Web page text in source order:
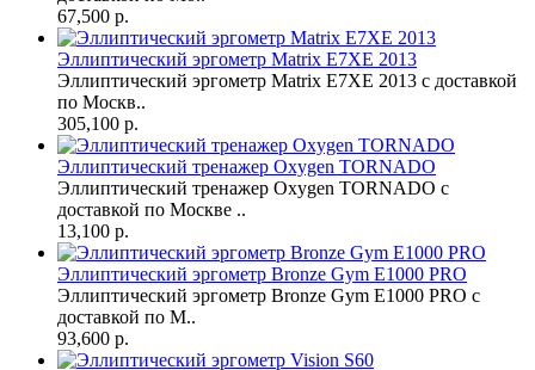
67,500 р.
Эллиптический эргометр Matrix E7XE 2013
Эллиптический эргометр Matrix E7XE 2013 с доставкой
по Москв..
305,100 р.
Эллиптический тренажер Oxygen TORNADO
Эллиптический тренажер Oxygen TORNADO с
доставкой по Москве ..
13,100 р.
Эллиптический эргометр Bronze Gym E1000 PRO
Эллиптический эргометр Bronze Gym E1000 PRO с
доставкой по М..
93,600 р.